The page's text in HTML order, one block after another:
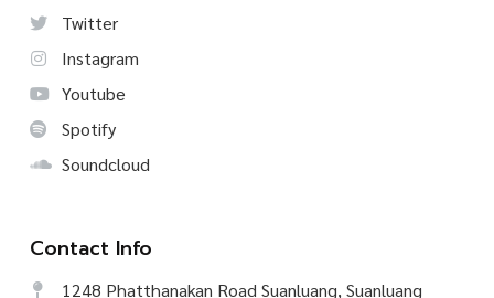
Twitter
Instagram
Youtube
Spotify
Soundcloud
Contact Info
1248 Phatthanakan Road Suanluang, Suanluang